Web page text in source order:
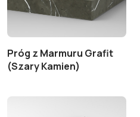
Próg z Marmuru Grafit
(Szary Kamien)